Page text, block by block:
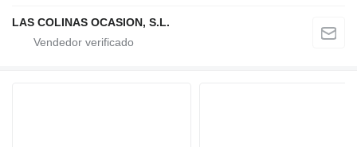
LAS COLINAS OCASION, S.L.